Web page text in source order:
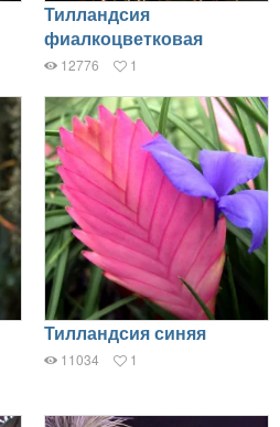
Тилландсия
фиалкоцветковая
12776 1
Тилландсия синяя
11034 1